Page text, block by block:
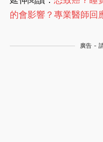
的會影響？專業醫師回
廣告 -